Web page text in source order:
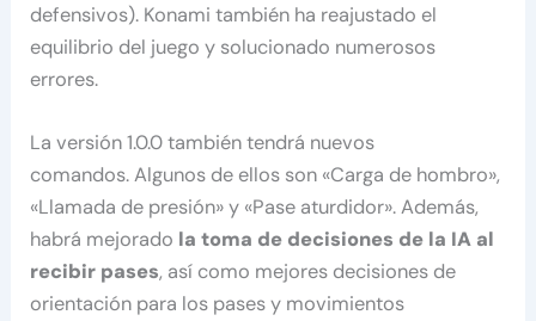
defensivos). Konami también ha reajustado el
equilibrio del juego y solucionado numerosos
errores.
La versión 1.0.0 también tendrá nuevos
comandos. Algunos de ellos son «Carga de hombro»,
«Llamada de presión» y «Pase aturdidor». Además,
habrá mejorado la toma de decisiones de la IA al
recibir pases, así como mejores decisiones de
orientación para los pases y movimientos